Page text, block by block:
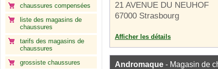
chaussures compensées
liste des magasins de
chaussures
tarifs des magasins de
chaussures
grossiste chaussures
21 AVENUE DU NEUHOF
67000 Strasbourg
Afficher les détails
Andromaque - Magasin de